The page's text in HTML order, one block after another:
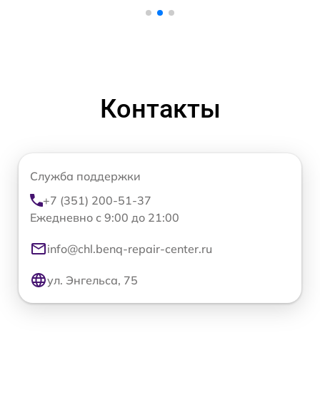
Контакты
Служба поддержки
+7 (351) 200-51-37
Ежедневно с 9:00 до 21:00
info@chl.benq-repair-center.ru
ул. Энгельса, 75